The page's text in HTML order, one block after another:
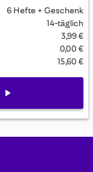
6 Hefte + Geschenk
14-täglich
3,99 €
0,00 €
15,60 €